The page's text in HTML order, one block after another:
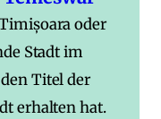
oder
Stadt im
Titel der
erhalten hat.